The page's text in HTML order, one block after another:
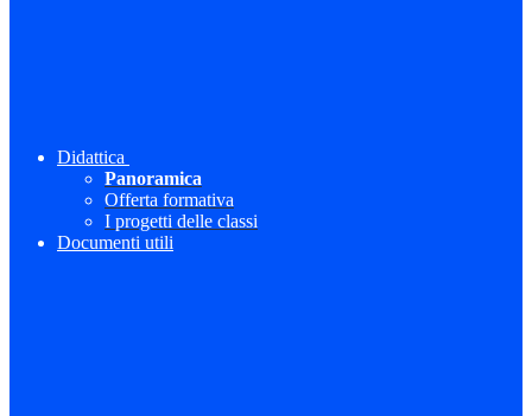
Didattica
Panoramica
Offerta formativa
I progetti delle classi
Documenti utili